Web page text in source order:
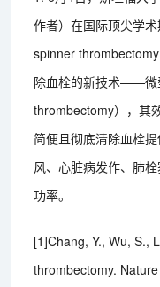
作者）在国际顶尖学
spinner
除血栓的新技术——微
thrombectomy），其
简便且彻底清除血栓
风、心脏病发作、肺
功率。
[1]Chang, Y., Wu, S.,
thrombectomy.